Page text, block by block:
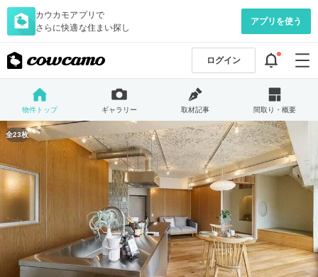
カウカモアプリで
さらに快適な住まい探し
アプリを使う
ログイン
物件トップ ギャラリー 取材記事 間取り・概要
全23枚